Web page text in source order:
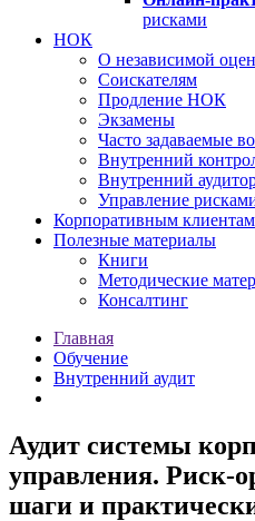
рисками
НОК
О независимой
Соискателям
Продление НОК
Экзамены
Часто задаваемые
Внутренний
Внутренний
Управление
Корпоративным клиентам
Полезные материалы
Книги
Методические
Консалтинг
Главная
Обучение
Внутренний аудит
Аудит системы
управления. Риск-
шаги и